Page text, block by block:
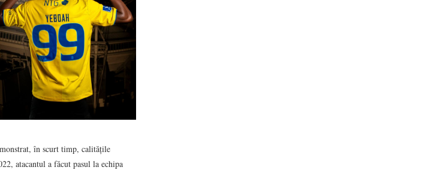
în scurt timp, calitățile
atacantul a făcut pasul la echipa